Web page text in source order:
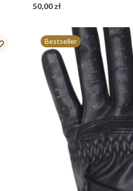
Cena
50,00 zł
Bestseller